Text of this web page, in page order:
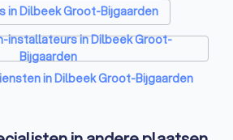
in Dilbeek Groot-Bijgaarden
installateurs in Dilbeek Groot-
Bijgaarden
installateurs in Dilbeek Groot-
in Dilbeek Groot-Bijgaarden